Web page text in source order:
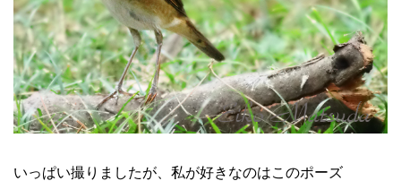
いっぱい撮りましたが、私が好きなのはこのポーズ